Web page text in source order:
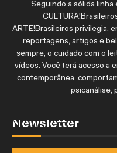
Seguindo a sólida linha
ARTE!Brasileiros privilegia,
reportagens, artigos e
sempre, o cuidado com o
vídeos. Você terá acesso a
contemporânea,
psicanálise,
Newsletter